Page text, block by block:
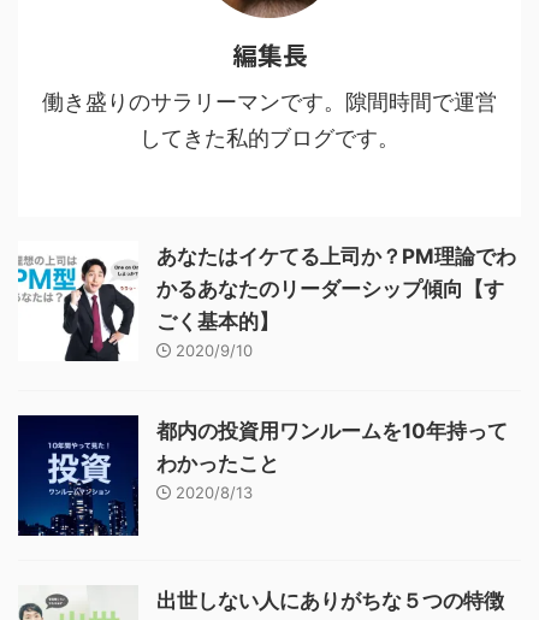
編集長
働き盛りのサラリーマンです。隙間時間で運営
してきた私的ブログです。
あなたはイケてる上司か？PM理論でわ
かるあなたのリーダーシップ傾向【す
ごく基本的】
2020/9/10
都内の投資用ワンルームを10年持って
わかったこと
2020/8/13
出世しない人にありがちな５つの特徴